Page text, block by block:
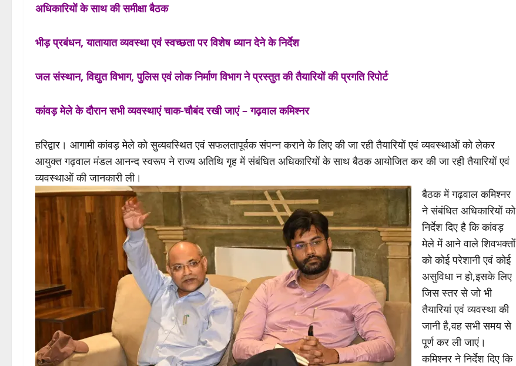
अधिकारियों के साथ की समीक्षा बैठक
भीड़ प्रबंधन, यातायात व्यवस्था एवं स्वच्छता पर विशेष ध्यान देने के निर्देश
जल संस्थान, विद्युत विभाग, पुलिस एवं लोक निर्माण विभाग ने प्रस्तुत की तैयारियों की प्रगति रिपोर्ट
कांवड़ मेले के दौरान सभी व्यवस्थाएं चाक-चौबंद रखी जाएं – गढ़वाल कमिश्नर
हरिद्वार। आगामी कांवड़ मेले को सुव्यवस्थित एवं सफलतापूर्वक संपन्न कराने के लिए की जा रही तैयारियों एवं व्यवस्थाओं को लेकर
आयुक्त गढ़वाल मंडल आनन्द स्वरूप ने राज्य अतिथि गृह में संबंधित अधिकारियों के साथ बैठक आयोजित कर की जा रही तैयारियों एवं
व्यवस्थाओं की जानकारी ली।
बैठक में गढ़वाल कमिश्नर
ने संबंधित अधिकारियों को
निर्देश दिए है कि कांवड़
मेले में आने वाले शिवभक्तों
को कोई परेशानी एवं कोई
असुविधा न हो,इसके लिए
जिस स्तर से जो भी
तैयारियां एवं व्यवस्था की
जानी है,वह सभी समय से
पूर्ण कर ली जाएं।
कमिश्नर ने निर्देश दिए कि